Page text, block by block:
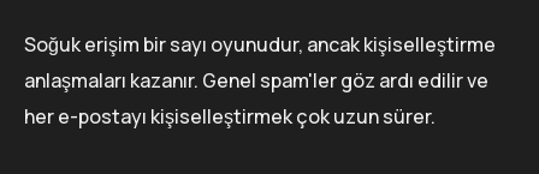
Soğuk erişim bir sayı oyunudur, ancak kişiselleştirme
anlaşmaları kazanır. Genel spam'ler göz ardı edilir ve
her e-postayı kişiselleştirmek çok uzun sürer.